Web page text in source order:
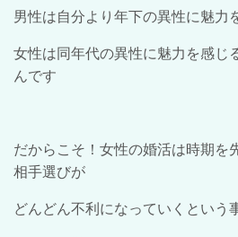
男性は自分より年下の異性に魅力
女性は同年代の異性に魅力を感じ
んです
だからこそ！女性の婚活は時期を
相手選びが
どんどん不利になっていくという